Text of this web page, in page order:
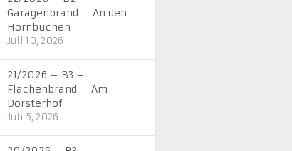
Garagenbrand – An den
Hornbuchen
Juli 10, 2026
21/2026 – B3 –
Flächenbrand – Am
Dorsterhof
Juli 5, 2026